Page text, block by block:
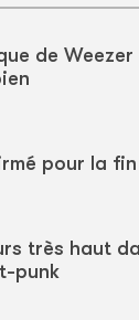
de
pour la
très haut
punk